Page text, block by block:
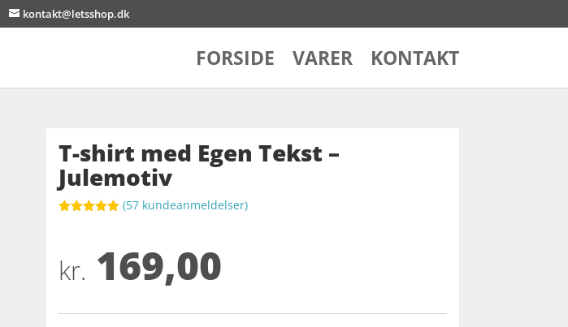
kontakt@letsshop.dk
FORSIDE VARER KONTAKT
T-shirt med Egen Tekst –
Julemotiv
baseret på
kundebedøm
melser
(57 kundeanmeldelser)
kr. 169,00